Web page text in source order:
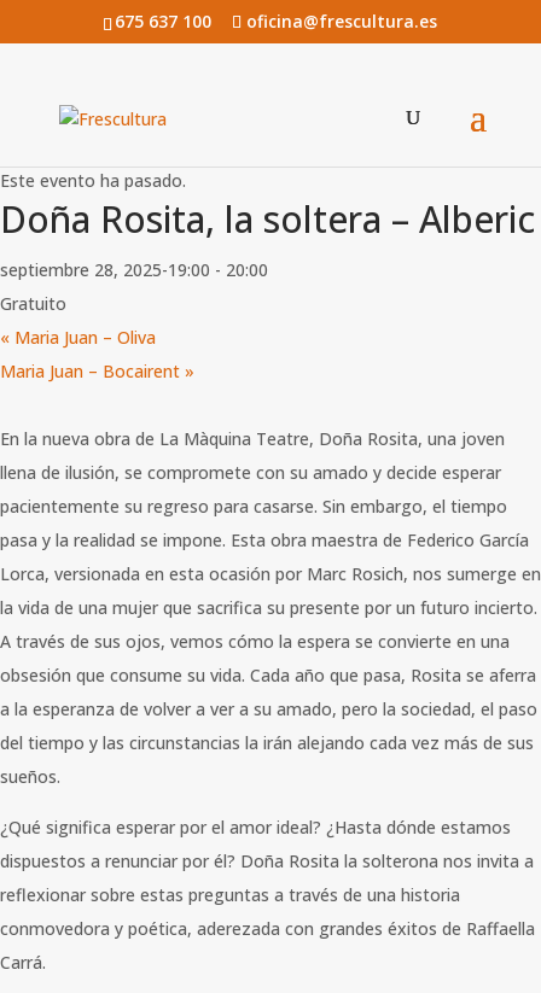
675 637 100 oficina@frescultura.es
Este evento ha pasado.
Doña Rosita, la soltera – Alberic
septiembre 28, 2025-19:00 - 20:00
Gratuito
« Maria Juan – Oliva
Maria Juan – Bocairent »
En la nueva obra de La Màquina Teatre, Doña Rosita, una joven
llena de ilusión, se compromete con su amado y decide esperar
pacientemente su regreso para casarse. Sin embargo, el tiempo
pasa y la realidad se impone. Esta obra maestra de Federico García
Lorca, versionada en esta ocasión por Marc Rosich, nos sumerge en
la vida de una mujer que sacrifica su presente por un futuro incierto.
A través de sus ojos, vemos cómo la espera se convierte en una
obsesión que consume su vida. Cada año que pasa, Rosita se aferra
a la esperanza de volver a ver a su amado, pero la sociedad, el paso
del tiempo y las circunstancias la irán alejando cada vez más de sus
sueños.
¿Qué significa esperar por el amor ideal? ¿Hasta dónde estamos
dispuestos a renunciar por él? Doña Rosita la solterona nos invita a
reflexionar sobre estas preguntas a través de una historia
conmovedora y poética, aderezada con grandes éxitos de Raffaella
Carrá.